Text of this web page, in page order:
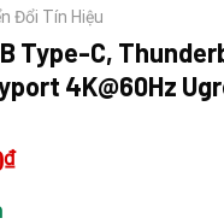
Đổi Tín Hiệu
Type-C,
4K@60Hz
₫Giá
hiện